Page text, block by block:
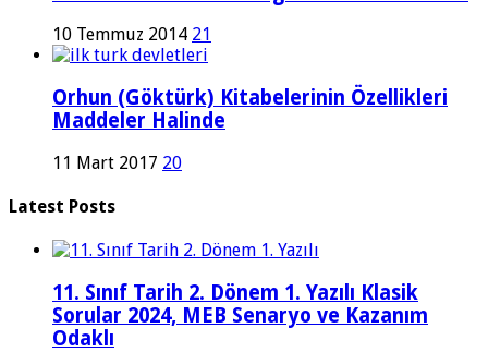
10 Temmuz 2014 21
Orhun (Göktürk) Kitabelerinin Özellikleri
Maddeler Halinde
11 Mart 2017 20
Latest Posts
11. Sınıf Tarih 2. Dönem 1. Yazılı Klasik
Sorular 2024, MEB Senaryo ve Kazanım
Odaklı